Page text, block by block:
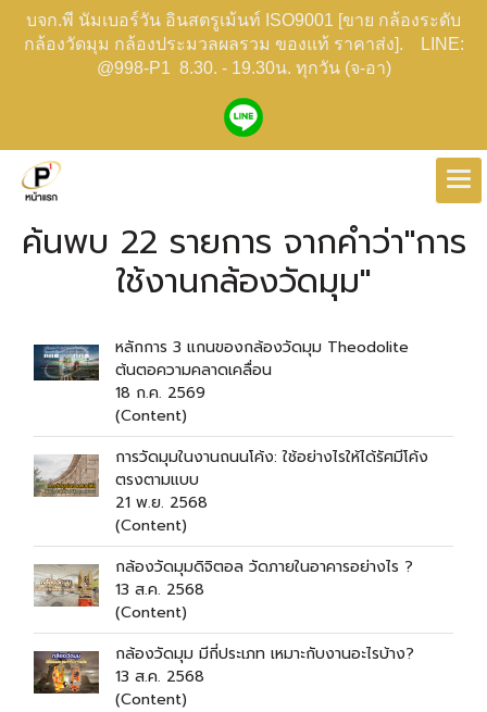
บจก.พี นัมเบอร์วัน อินสตรูเม้นท์ ISO9001 [ขาย กล้องระดับ
กล้องวัดมุม กล้องประมวลผลรวม ของแท้ ราคาส่ง]. LINE:
@998-P1 8.30. - 19.30น. ทุกวัน (จ-อา)
ค้นพบ 22 รายการ จากคำว่า"การ
ใช้งานกล้องวัดมุม"
หลักการ 3 แกนของกล้องวัดมุม Theodolite
ต้นตอความคลาดเคลื่อน
18 ก.ค. 2569
(Content)
การวัดมุมในงานถนนโค้ง: ใช้อย่างไรให้ได้รัศมีโค้ง
ตรงตามแบบ
21 พ.ย. 2568
(Content)
กล้องวัดมุมดิจิตอล วัดภายในอาคารอย่างไร ?
13 ส.ค. 2568
(Content)
กล้องวัดมุม มีกี่ประเภท เหมาะกับงานอะไรบ้าง?
13 ส.ค. 2568
(Content)